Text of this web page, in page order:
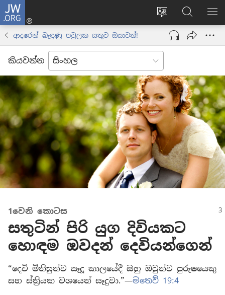
JW.ORG
Change
site
language
ලොගින්
(opens
window)
JW.ORG
වෙබ්
අඩවියෙන්
ආදරෙන් බැඳුණු පවුලක සතුට ඔයාටත්!
කියවන්න
1වෙනි කොටස
සතුටින් පිරි යුග දිවියකට
හොඳම ඔවදන් දෙවියන්ගෙන්
“දෙවි මිනිසුන්ව සෑදූ කාලයේදී ඔහු ඔවුන්ව පුරුෂයෙකු
සහ ස්ත්‍රියක වශයෙන් සෑදුවා.”—මතෙව් 19:4